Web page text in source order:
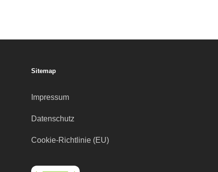
Sitemap
Impressum
Datenschutz
Cookie-Richtlinie (EU)